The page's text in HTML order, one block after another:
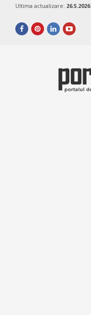
Ultima actualizare: 26.5.2026